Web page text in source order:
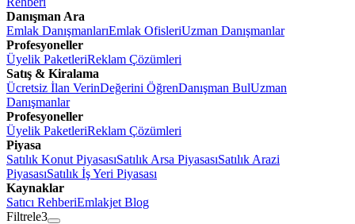
Danışman Ara
Emlak DanışmanlarıEmlak OfisleriUzman Danışmanlar
Profesyoneller
Üyelik PaketleriReklam Çözümleri
Satış & Kiralama
Ücretsiz İlan VerinDeğerini ÖğrenDanışman BulUzman
Danışmanlar
Profesyoneller
Üyelik PaketleriReklam Çözümleri
Piyasa
Satılık Konut PiyasasıSatılık Arsa PiyasasıSatılık Arazi
PiyasasıSatılık İş Yeri Piyasası
Kaynaklar
Satıcı RehberiEmlakjet Blog
Filtrele3